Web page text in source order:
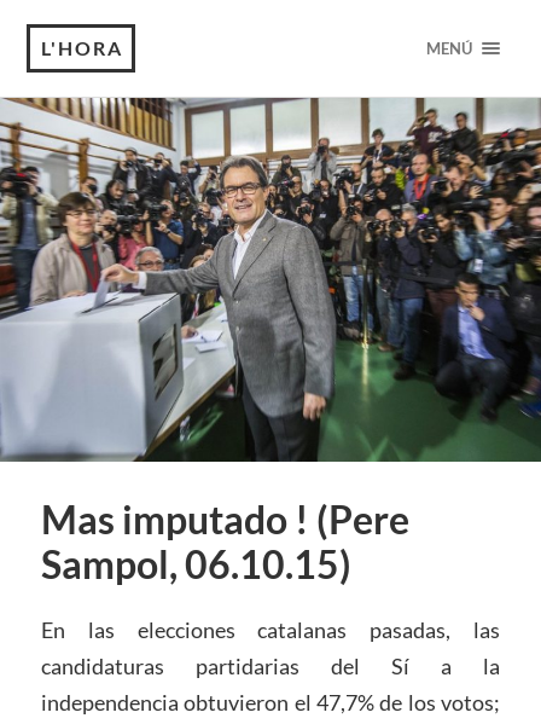
L'HORA MENÚ
Mas imputado ! (Pere
Sampol, 06.10.15)
En las elecciones catalanas pasadas, las
candidaturas partidarias del Sí a la
independencia obtuvieron el 47,7% de los votos;